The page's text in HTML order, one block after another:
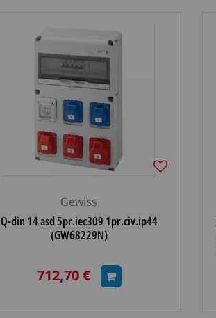
Gewiss
Q-din 14 asd 5pr.iec309 1pr.civ.ip44
(GW68229N)
712,70 €